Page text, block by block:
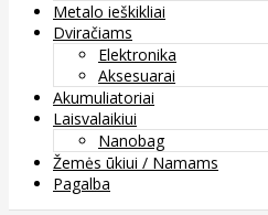
Metalo ieškikliai
Dviračiams
Elektronika
Aksesuarai
Akumuliatoriai
Laisvalaikiui
Nanobag
Žemės ūkiui / Namams
Pagalba